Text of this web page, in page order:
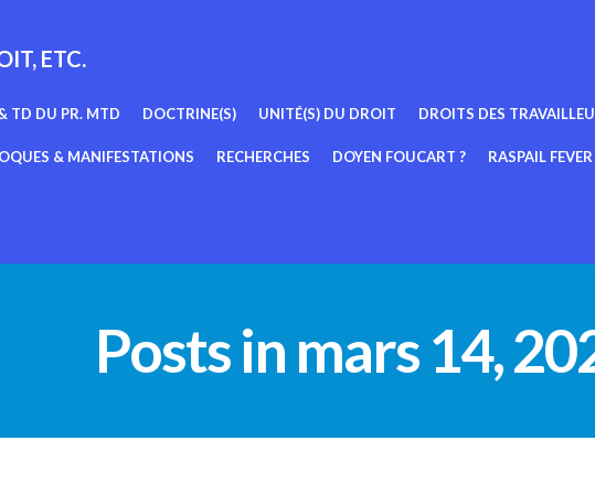
ETC.
TD DU PR. MTD DOCTRINE(S) UNITÉ(S) DU DROIT DROITS DES
& MANIFESTATIONS RECHERCHES DOYEN FOUCART ? RASPAIL
Posts in mars 14,